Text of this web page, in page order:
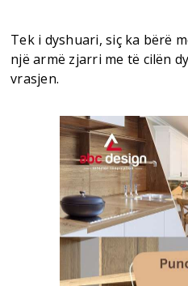
Tek i dyshuari, siç ka bërë
një armë zjarri me të cilën
vrasjen.